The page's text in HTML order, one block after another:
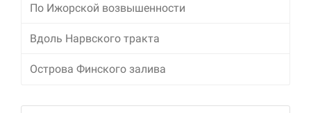
По Ижорской возвышенности
Вдоль Нарвского тракта
Острова Финского залива